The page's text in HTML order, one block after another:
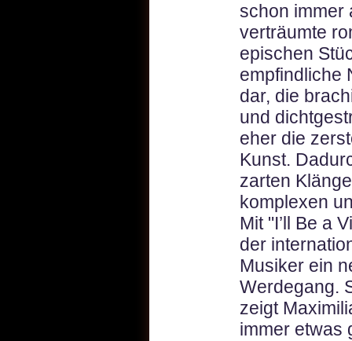
schon immer
verträumte
epischen
empfindliche
dar, die
und
eher die
Kunst.
zarten
komplexen
Mit "I’ll Be a
der
Musiker ein
Werdegang.
zeigt
immer etwas